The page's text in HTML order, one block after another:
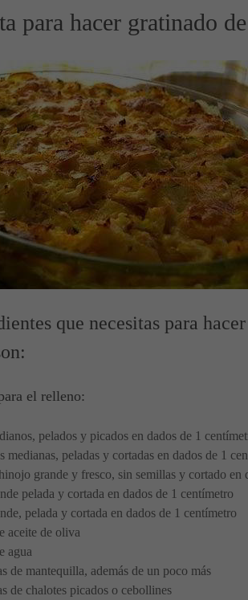
para hacer gratinado
que necesitas para
el relleno:
pelados y picados en dados de 1
medianas, peladas y cortadas en dados de 1
grande y fresco, sin semillas y cortado en
pelada y cortada en dados de 1 centímetro
pelada y cortada en dados de 1 centímetro
aceite de oliva
agua
de mantequilla, además de un poco más
de chalotes picados o cebollines